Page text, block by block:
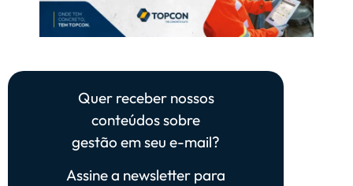
Quer receber nossos
conteúdos sobre
gestão em seu e-mail?
Assine a newsletter para